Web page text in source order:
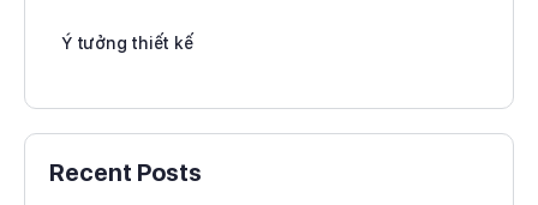
Ý tưởng thiết kế
Recent Posts